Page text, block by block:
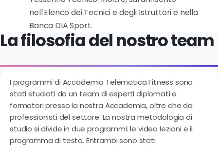
nell'Elenco dei Tecnici e degli Istruttori e nella
Banca DIA Sport.
La filosofia del nostro team
I programmi di Accademia Telematica Fitness sono
stati studiati da un team di esperti diplomati e
formatori presso la nostra Accademia, oltre che da
professionisti del settore. La nostra metodologia di
studio si divide in due programmi: le video lezioni e il
programma di testo. Entrambi sono stati